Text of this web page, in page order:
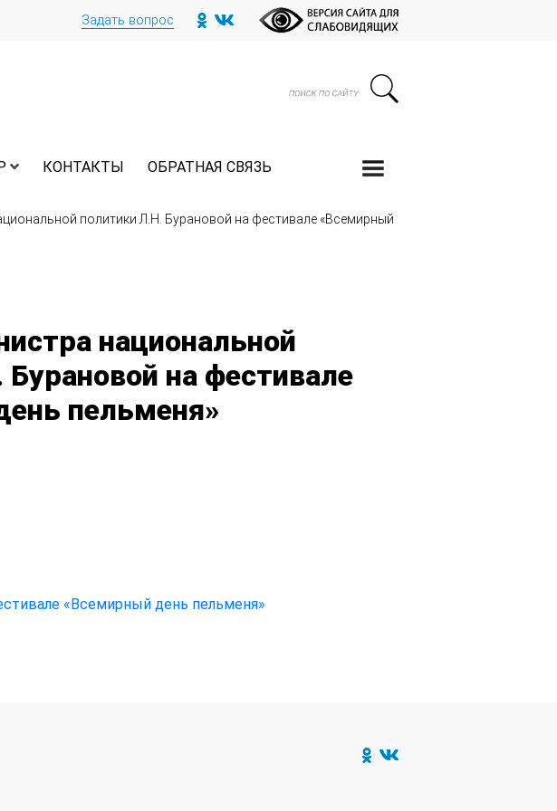
Задать вопрос
КОНТАКТЫ ОБРАТНАЯ СВЯЗЬ
политики Л.Н. Бурановой на фестивале «Всемирный
национальной
на фестивале
пельменя»
«Всемирный день пельменя»